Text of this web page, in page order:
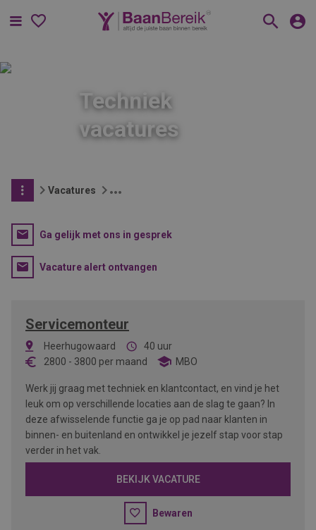
Menu
Techniek
vacatures
Vacatures
Ga gelijk met ons in gesprek
Vacature alert ontvangen
Servicemonteur
Heerhugowaard
40 uur
2800 - 3800 per maand MBO
Werk jij graag met techniek en klantcontact, en vind je het
leuk om op verschillende locaties aan de slag te gaan? In
deze afwisselende functie ga je op pad naar klanten in
binnen- en buitenland en ontwikkel je jezelf stap voor stap
verder in het vak.
BEKIJK VACATURE
Bewaren